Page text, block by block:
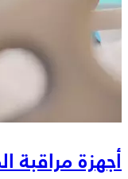
أجهزة مراقبة